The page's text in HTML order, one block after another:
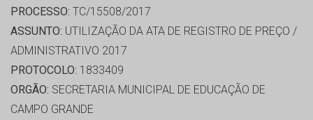
PROCESSO: TC/15508/2017
ASSUNTO: UTILIZAÇÃO DA ATA DE REGISTRO DE PREÇO /
ADMINISTRATIVO 2017
PROTOCOLO: 1833409
ORGÃO: SECRETARIA MUNICIPAL DE EDUCAÇÃO DE
CAMPO GRANDE